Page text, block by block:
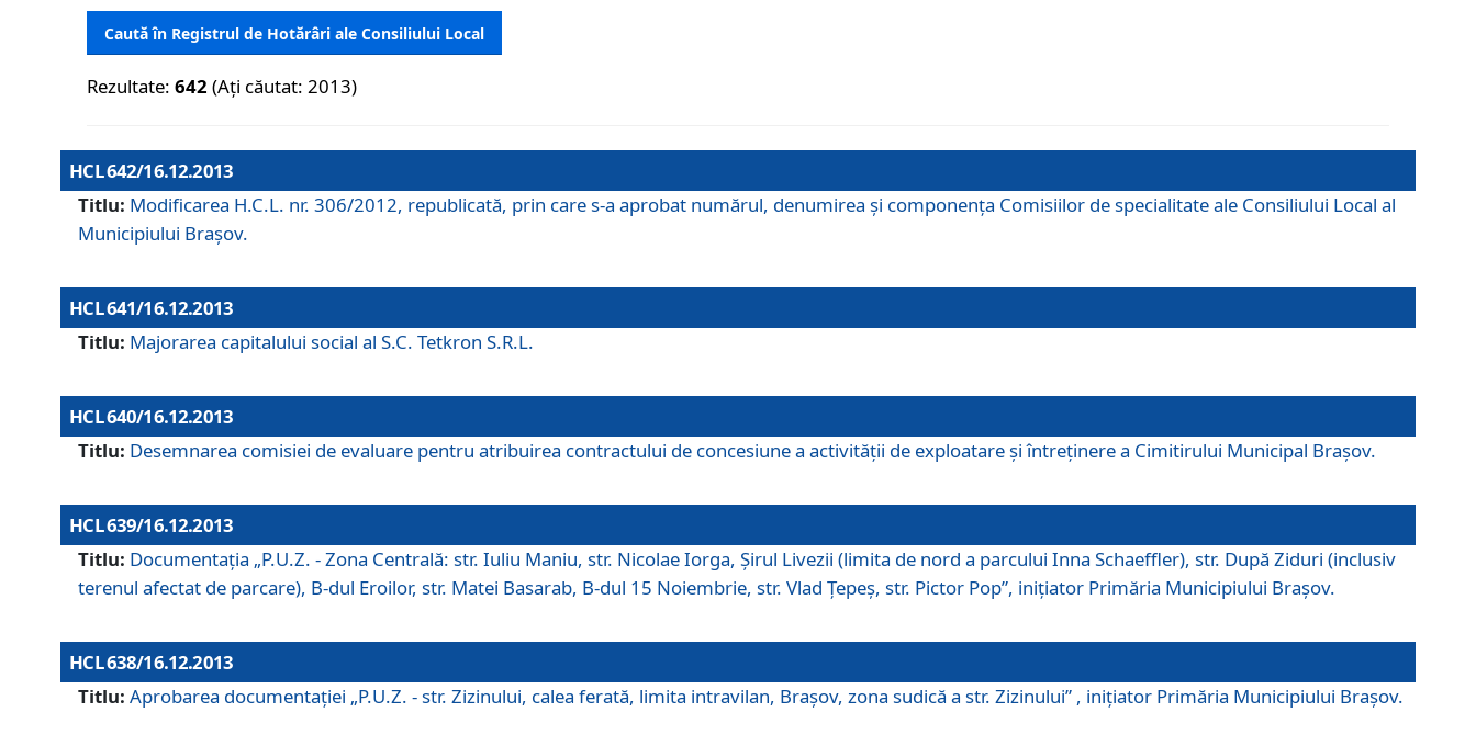
Caută în Registrul de Hotărâri ale Consiliului Local
Rezultate:642 (Ați căutat: 2013)
HCL 642/16.12.2013
Titlu: Modificarea H.C.L. nr. 306/2012, republicată, prin care s-a aprobat numărul, denumirea şi componenţa Comisiilor de specialitate ale Consiliului Local al
Municipiului Braşov.
HCL 641/16.12.2013
Titlu: Majorarea capitalului social al S.C. Tetkron S.R.L.
HCL 640/16.12.2013
Titlu: Desemnarea comisiei de evaluare pentru atribuirea contractului de concesiune a activităţii de exploatare şi întreţinere a Cimitirului Municipal Braşov.
HCL 639/16.12.2013
Titlu: Documentaţia „P.U.Z. - Zona Centrală: str. Iuliu Maniu, str. Nicolae Iorga, Şirul Livezii (limita de nord a parcului Inna Schaeffler), str. După Ziduri (inclusiv
terenul afectat de parcare), B-dul Eroilor, str. Matei Basarab, B-dul 15 Noiembrie, str. Vlad Ţepeş, str. Pictor Pop”, iniţiator Primăria Municipiului Braşov.
HCL 638/16.12.2013
Titlu: Aprobarea documentaţiei „P.U.Z. - str. Zizinului, calea ferată, limita intravilan, Braşov, zona sudică a str. Zizinului” , iniţiator Primăria Municipiului Braşov.